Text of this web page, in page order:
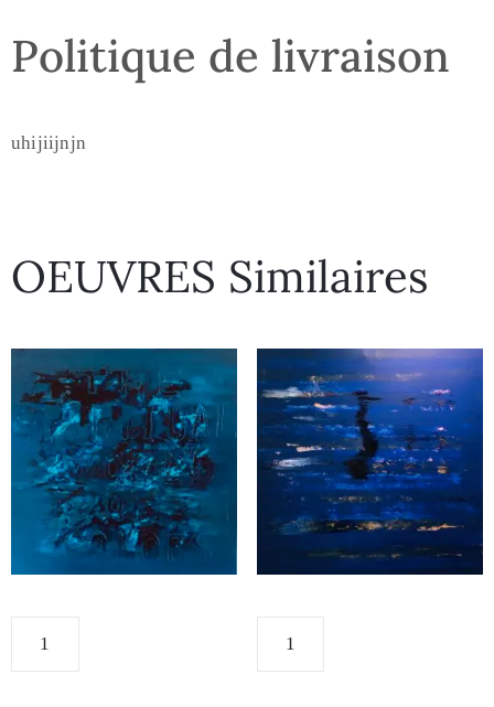
Politique de livraison
uhijiijnjn
OEUVRES Similaires